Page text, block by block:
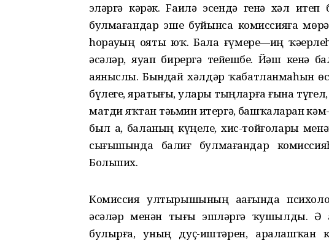
эҙләргә кәрәк. Fаилә эсендә генә хәл
булмағандар эше буйынса комиссияға
һорауҙың ояты юҡ. Бала ғүмере—иң
әсәләр, яуап бирергә тейешбеҙ. Йәш кенә
аяныслы. Бындай хәлдәр ҡабатланмаһын
бүлегеҙ, яратығыҙ, уларҙы тыңларға ғына
матди яҡтан тәьмин итергә, башҡаларҙан
был аҙ, баланың күңеле, хис-тойғолары
сығышында балиғ булмағандар
Больших.
Комиссия ултырышының аҙағында
әсәләр менән тығыҙ эшләргә ҡушылды. Ә
булырға, уның дуҫ-иштәрен, аралашҡан